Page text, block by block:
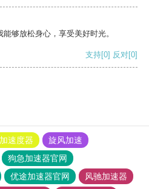
够放松身心，享受美好时光。
支持[0] 反对[0]
速度器
旋风加速
狗急加速器官网
优途加速器官网
风驰加速器